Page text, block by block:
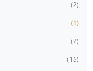
2
1
7
16